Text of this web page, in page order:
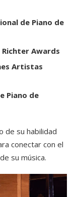
de Piano de
Richter Awards
Artistas
Piano de
de su habilidad
conectar con el
su música.